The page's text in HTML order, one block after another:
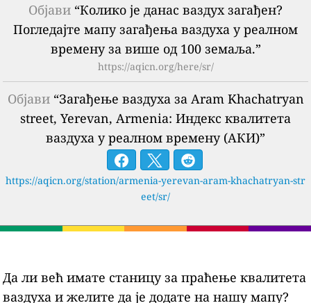
Објави “Колико је данас ваздух загађен?
Погледајте мапу загађења ваздуха у реалном
времену за више од 100 земаља.”
https://aqicn.org/here/sr/
Објави“Загађење ваздуха за Aram Khachatryan
street, Yerevan, Armenia: Индекс квалитета
ваздуха у реалном времену (АКИ)”
https://aqicn.org/station/armenia-yerevan-aram-khachatryan-str
eet/sr/
Да ли већ имате станицу за праћење квалитета
ваздуха и желите да је додате на нашу мапу?